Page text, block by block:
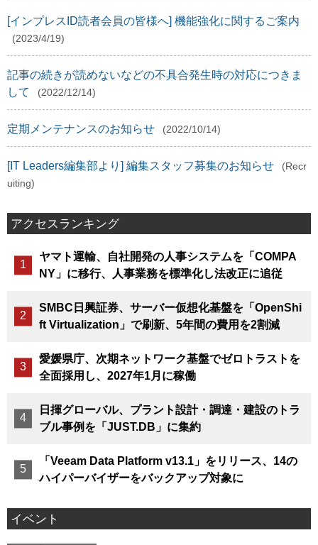
[インプレスID読者会員の皆様へ] 機能強化に関するご案内
(2023/4/19)
記事の続きが読めないなどの不具合発生時の対応につきま
して
(2022/12/14)
定期メンテナンスのお知らせ (2022/10/14)
[IT Leaders編集部より] 編集スタッフ募集のお知らせ
(Recr
uiting)
アクセスランキング
ヤマト運輸、自社開発の人事システムを「COMPA
NY」に移行、人事業務を標準化し法改正に追従
SMBC日興証券、サーバー仮想化基盤を「OpenShi
ft Virtualization」で刷新、5年間の費用を2割減
愛媛県庁、次期ネットワーク基盤でゼロトラストを
全面採用し、2027年1月に稼働
日揮グローバル、プラント設計・調達・建設のトラ
ブル事例を「JUST.DB」に集約
「Veeam Data Platform v13.1」をリリース、14の
ハイパーバイザーをバックアップ対象に
イベント